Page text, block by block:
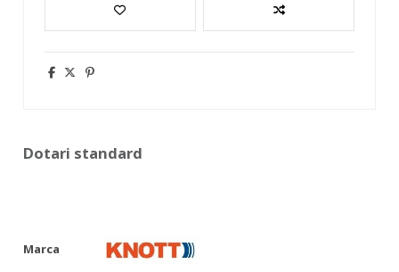
Dotari standard
Marca